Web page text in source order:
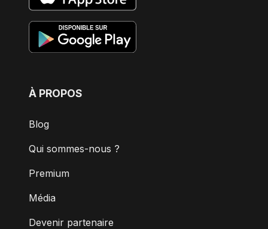
À PROPOS
Blog
Qui sommes-nous ?
Premium
Média
Devenir partenaire